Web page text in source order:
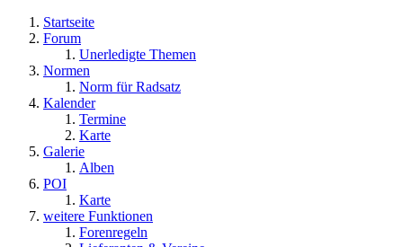
Startseite
Forum
Unerledigte Themen
Normen
Norm für Radsatz
Kalender
Termine
Karte
Galerie
Alben
POI
Karte
weitere Funktionen
Forenregeln